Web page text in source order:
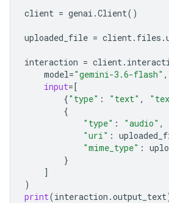
client = genai .Client()
uploaded_file = client. files .
interaction = client.
model="gemini-3.6-flash" ,
input=[
{"type" : "text" ,
{
"type" : "audio" ,
"uri" :
"mime_type" :
}
]
)
print(interaction .output_text